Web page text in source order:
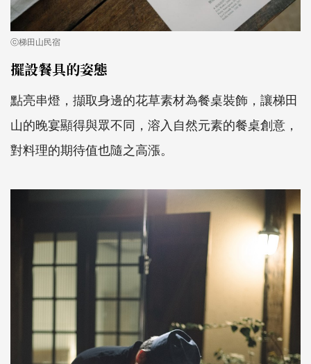
ⓒ梯田山民宿
擺設餐具的姿態
點亮串燈，擷取身邊的花草素材為餐桌裝飾，讓梯田
山的晚宴顯得與眾不同，溶入自然元素的餐桌創意，
對料理的期待值也隨之高漲。